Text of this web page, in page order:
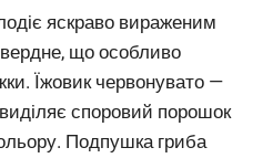
яскраво вираженим
що особливо
Їжовик червонувато —
споровий порошок
Подпушка гриба